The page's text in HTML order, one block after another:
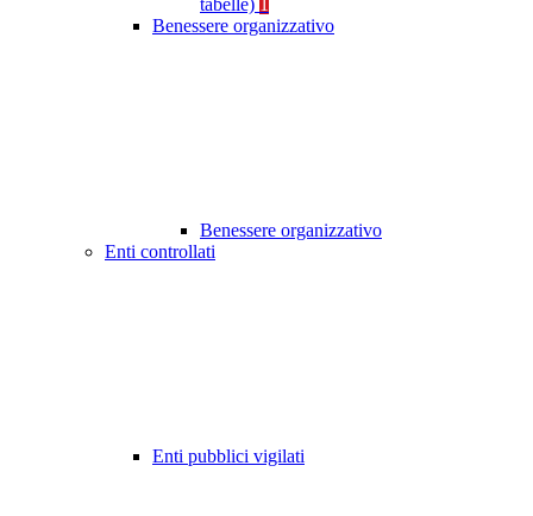
tabelle)
Benessere organizzativo
Benessere organizzativo
Enti controllati
Enti pubblici vigilati